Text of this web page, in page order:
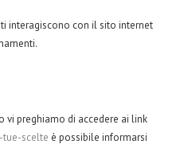
interagiscono con il sito internet
vi preghiamo di accedere ai link
scelte è possibile informarsi